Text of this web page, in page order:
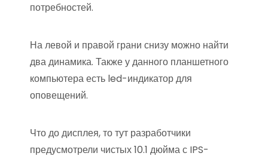
потребностей.
На левой и правой грани снизу можно найти
два динамика. Также у данного планшетного
компьютера есть led-индикатор для
оповещений.
Что до дисплея, то тут разработчики
предусмотрели чистых 10.1 дюйма с IPS-